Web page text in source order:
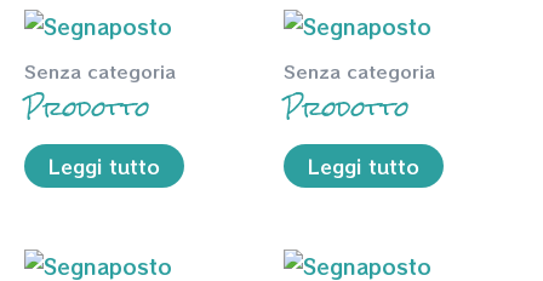
Senza categoria
Prodotto
Leggi tutto
Senza categoria
Prodotto
Leggi tutto